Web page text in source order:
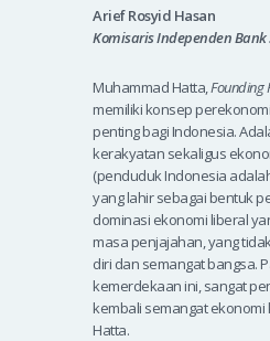
Arief Rosyid Hasan
Komisaris Independen
Muhammad Hatta,Founding
memiliki konsep
penting bagi Indonesia.
kerakyatan sekaligus
(penduduk Indonesia
yang lahir sebagai bentuk
dominasi ekonomi liberal
masa penjajahan, yang
diri dan semangat bangsa.
kemerdekaan ini, sangat
kembali semangat ekonomi
Hatta.